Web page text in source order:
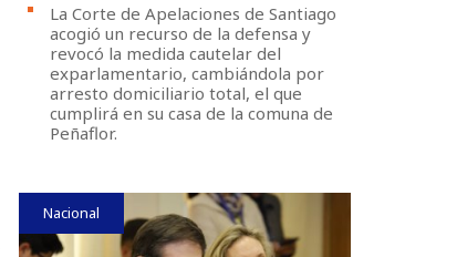
La Corte de Apelaciones de Santiago
acogió un recurso de la defensa y
revocó la medida cautelar del
exparlamentario, cambiándola por
arresto domiciliario total, el que
cumplirá en su casa de la comuna de
Peñaflor.
Nacional